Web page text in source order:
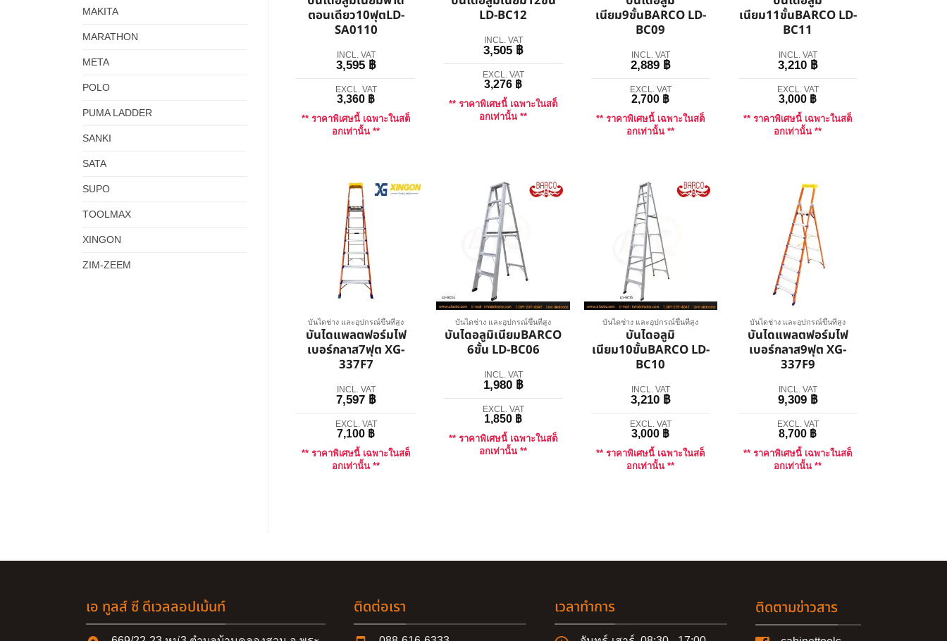
MAKITA
MARATHON
META
POLO
PUMA LADDER
SANKI
SATA
SUPO
TOOLMAX
XINGON
ZIM-ZEEM
ตอนเดียว10ฟุตLD-
SA0110
INCL. VAT
3,595 ฿
EXCL. VAT
3,360 ฿
** ราคาพิเศษนี้ เฉพาะในสต็
อกเท่านั้น **
LD-BC12
INCL. VAT
3,505 ฿
EXCL. VAT
3,276 ฿
** ราคาพิเศษนี้ เฉพาะในสต็
อกเท่านั้น **
เนียม9ขั้นBARCO LD-
BC09
INCL. VAT
2,889 ฿
EXCL. VAT
2,700 ฿
** ราคาพิเศษนี้ เฉพาะในสต็
อกเท่านั้น **
เนียม11ขั้นBARCO LD-
BC11
INCL. VAT
3,210 ฿
EXCL. VAT
3,000 ฿
** ราคาพิเศษนี้ เฉพาะในสต็
อกเท่านั้น **
บันไดช่าง และอุปกรณ์ขึ้นที่สูง
บันไดแพลตฟอร์มไฟ
เบอร์กลาส7ฟุต XG-
337F7
INCL. VAT
7,597 ฿
EXCL. VAT
7,100 ฿
** ราคาพิเศษนี้ เฉพาะในสต็
อกเท่านั้น **
บันไดช่าง และอุปกรณ์ขึ้นที่สูง
บันไดอลูมิเนียมBARCO
6ขั้น LD-BC06
INCL. VAT
1,980 ฿
EXCL. VAT
1,850 ฿
** ราคาพิเศษนี้ เฉพาะในสต็
อกเท่านั้น **
บันไดช่าง และอุปกรณ์ขึ้นที่สูง
บันไดอลูมิ
เนียม10ขั้นBARCO LD-
BC10
INCL. VAT
3,210 ฿
EXCL. VAT
3,000 ฿
** ราคาพิเศษนี้ เฉพาะในสต็
อกเท่านั้น **
บันไดช่าง และอุปกรณ์ขึ้นที่สูง
บันไดแพลตฟอร์มไฟ
เบอร์กลาส9ฟุต XG-
337F9
INCL. VAT
9,309 ฿
EXCL. VAT
8,700 ฿
** ราคาพิเศษนี้ เฉพาะในสต็
อกเท่านั้น **
เอ ทูลส์ ซี ดีเวลลอปเม้นท์ ติดต่อเรา เวลาทำการ ติดตามข่าวสาร